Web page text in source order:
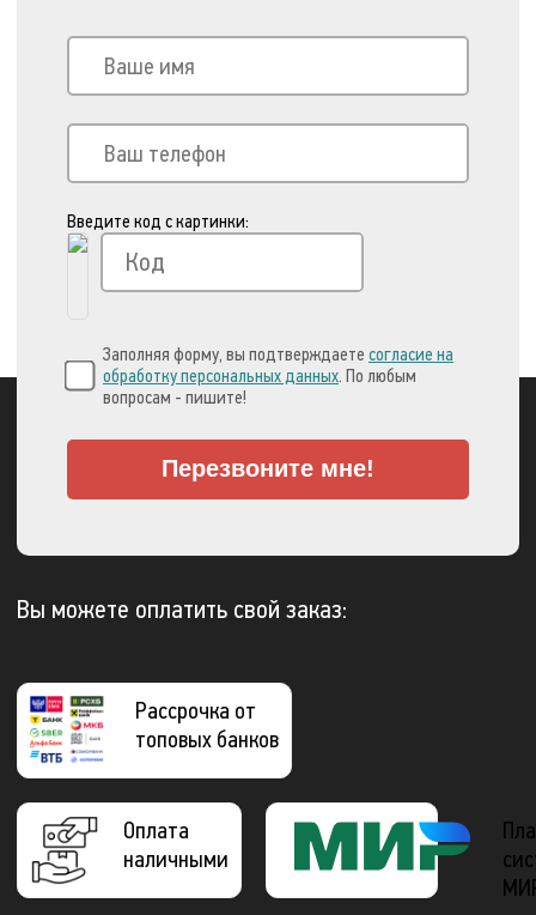
Введите код с картинки:
Заполняя форму, вы подтверждаете согласие на
обработку персональных данных. По любым
вопросам - пишите!
Перезвоните мне!
Вы можете оплатить свой заказ:
Рассрочка от
топовых банков
Оплата
наличными